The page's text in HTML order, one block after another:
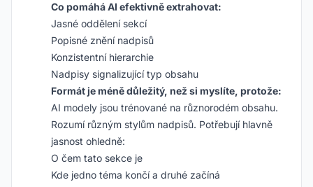
Co pomáhá AI efektivně extrahovat:
Jasné oddělení sekcí
Popisné znění nadpisů
Konzistentní hierarchie
Nadpisy signalizující typ obsahu
Formát je méně důležitý, než si myslíte, protože:
AI modely jsou trénované na různorodém obsahu.
Rozumí různým stylům nadpisů. Potřebují hlavně
jasnost ohledně:
O čem tato sekce je
Kde jedno téma končí a druhé začíná